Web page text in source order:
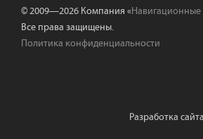
© 2009—2026 Компания «Навигационные
Все права защищены.
Политика конфиденциальности
Разработка